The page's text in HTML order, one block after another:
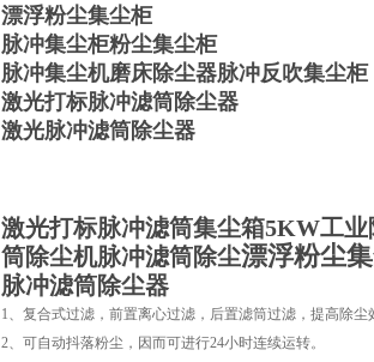
漂浮粉尘集尘柜
脉冲集尘柜粉尘集尘柜
脉冲集尘机磨床除尘器脉冲反吹集尘柜
激光打标脉冲滤筒除尘器
激光脉冲滤筒除尘器
激光打标脉冲滤筒集尘箱​5KW工业
筒除尘机脉冲滤筒除尘漂浮粉尘
脉冲滤筒除尘器
1、复合式过滤，前置离心过滤，后置滤筒过滤，提高除尘
2、可自动抖落粉尘，因而可进行24小时连续运转。